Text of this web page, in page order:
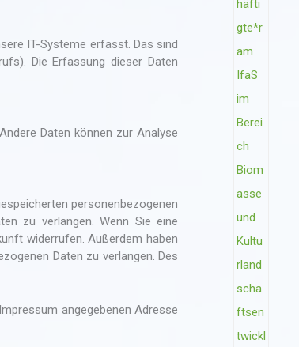
IT-Systeme erfasst. Das sind
Die Erfassung dieser Daten
Daten können zur Analyse
personenbezogenen
zu verlangen. Wenn Sie eine
widerrufen. Außerdem haben
Daten zu verlangen. Des
angegebenen Adresse